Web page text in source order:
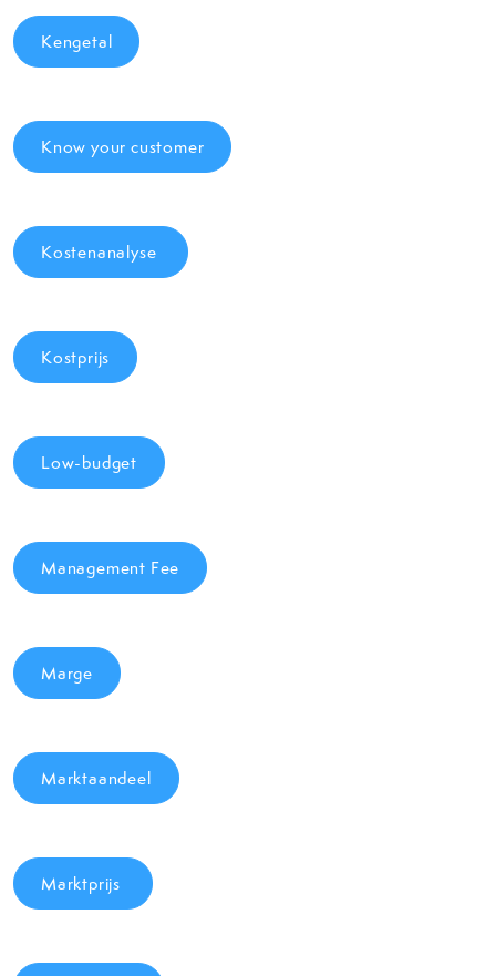
Kengetal
Know your customer
Kostenanalyse
Kostprijs
Low-budget
Management Fee
Marge
Marktaandeel
Marktprijs